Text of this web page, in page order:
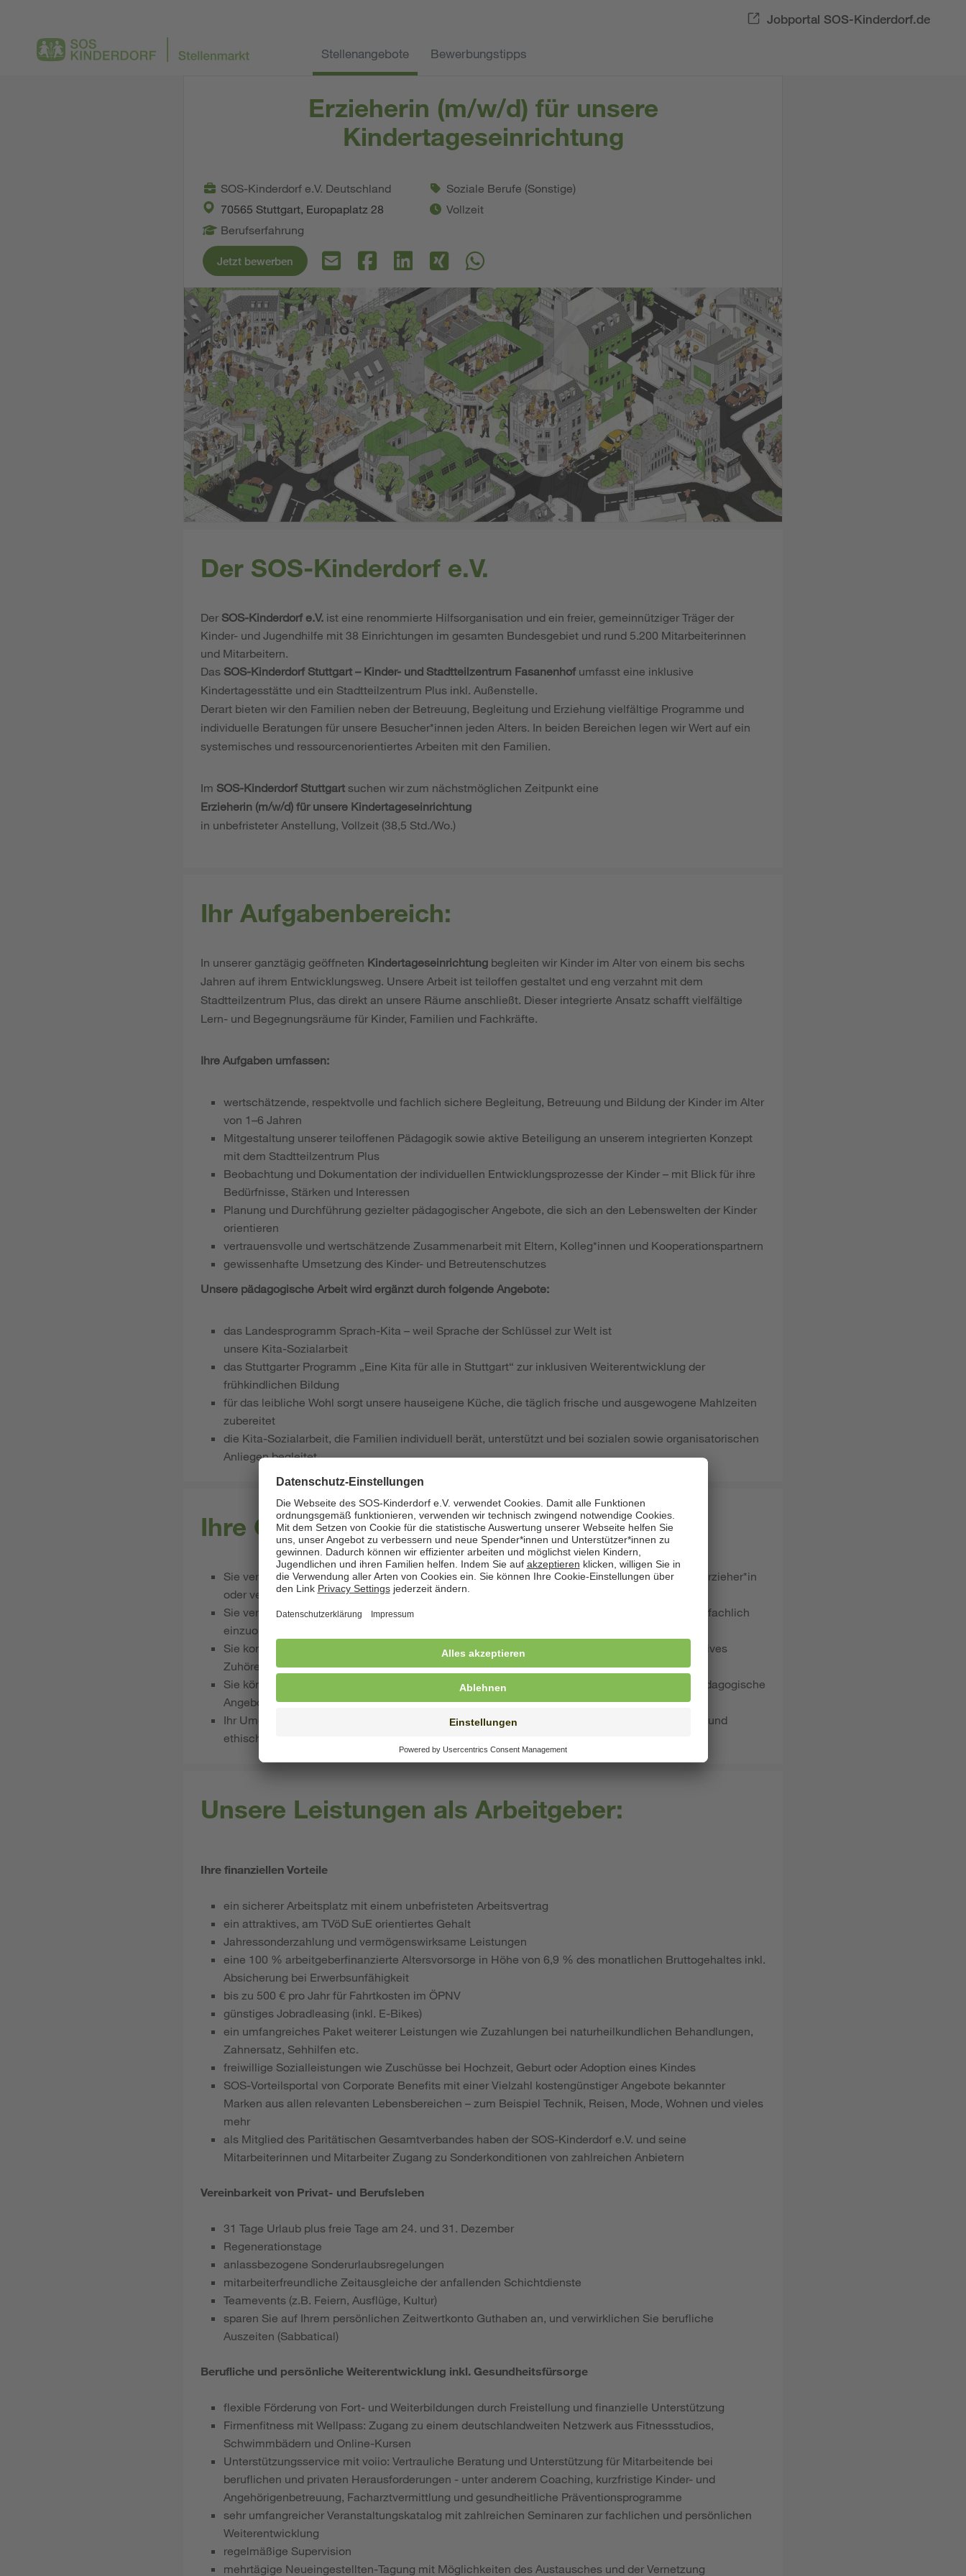
Jobportal SOS-Kinderdorf.de
Stellenangebote Bewerbungstipps
Erzieherin (m/w/d) für unsere
Kindertageseinrichtung
SOS-Kinderdorf e.V. Deutschland
70565 Stuttgart, Europaplatz 28
Berufserfahrung
Soziale Berufe (Sonstige)
Vollzeit
Jetzt bewerben
Der SOS-Kinderdorf e.V.
Der SOS-Kinderdorf e.V. ist eine renommierte Hilfsorganisation und ein freier, gemeinnütziger Träger der
Kinder- und Jugendhilfe mit 38 Einrichtungen im gesamten Bundesgebiet und rund 5.200 Mitarbeiterinnen
und Mitarbeitern.
Das SOS-Kinderdorf Stuttgart – Kinder- und Stadtteilzentrum Fasanenhof umfasst eine inklusive
Kindertagesstätte und ein Stadtteilzentrum Plus inkl. Außenstelle.
Derart bieten wir den Familien neben der Betreuung, Begleitung und Erziehung vielfältige Programme und
individuelle Beratungen für unsere Besucher*innen jeden Alters. In beiden Bereichen legen wir Wert auf ein
systemisches und ressourcenorientiertes Arbeiten mit den Familien.
Im SOS-Kinderdorf Stuttgart suchen wir zum nächstmöglichen Zeitpunkt eine
Erzieherin (m/w/d) für unsere Kindertageseinrichtung
in unbefristeter Anstellung, Vollzeit (38,5 Std./Wo.)
Ihr Aufgabenbereich:
In unserer ganztägig geöffneten Kindertageseinrichtung begleiten wir Kinder im Alter von einem bis sechs
Jahren auf ihrem Entwicklungsweg. Unsere Arbeit ist teiloffen gestaltet und eng verzahnt mit dem
Stadtteilzentrum Plus, das direkt an unsere Räume anschließt. Dieser integrierte Ansatz schafft vielfältige
Lern- und Begegnungsräume für Kinder, Familien und Fachkräfte.
Ihre Aufgaben umfassen:
wertschätzende, respektvolle und fachlich sichere Begleitung, Betreuung und Bildung der Kinder im Alter
von 1–6 Jahren
Mitgestaltung unserer teiloffenen Pädagogik sowie aktive Beteiligung an unserem integrierten Konzept
mit dem Stadtteilzentrum Plus
Beobachtung und Dokumentation der individuellen Entwicklungsprozesse der Kinder – mit Blick für ihre
Bedürfnisse, Stärken und Interessen
Planung und Durchführung gezielter pädagogischer Angebote, die sich an den Lebenswelten der Kinder
orientieren
vertrauensvolle und wertschätzende Zusammenarbeit mit Eltern, Kolleg*innen und Kooperationspartnern
gewissenhafte Umsetzung des Kinder- und Betreutenschutzes
Unsere pädagogische Arbeit wird ergänzt durch folgende Angebote:
das Landesprogramm Sprach-Kita – weil Sprache der Schlüssel zur Welt ist
unsere Kita-Sozialarbeit
das Stuttgarter Programm „Eine Kita für alle in Stuttgart“ zur inklusiven Weiterentwicklung der
frühkindlichen Bildung
für das leibliche Wohl sorgt unsere hauseigene Küche, die täglich frische und ausgewogene Mahlzeiten
zubereitet
die Kita-Sozialarbeit, die Familien individuell berät, unterstützt und bei sozialen sowie organisatorischen
Anliegen begleitet
Ihre Qualifikation und Kompetenzen:
Sie verfügen über eine abgeschlossene pädagogische Ausbildung als staatlich anerkannte*r Erzieher*in
oder vergleichbare Qualifikation.
Sie verstehen es, die individuellen Entwicklungsprozesse der Kinder sensibel wahrzunehmen, fachlich
einzuordnen und für eine gezielte Förderung nutzbar zu machen.
Sie kommunizieren klar, einfühlsam und wertschätzend – mit Kindern, Eltern und im Team. Aktives
Zuhören gehört für Sie ebenso dazu wie Empathie und Offenheit.
Sie können sich auf unterschiedliche Situationen und Bedürfnisse einstellen und gestalten pädagogische
Angebote entsprechend der jeweiligen Gruppen- und Einzelsituationen.
Ihr Umgang mit Nähe und Distanz ist bewusst reflektiert und orientiert sich an pädagogischen und
ethischen Standards.
Unsere Leistungen als Arbeitgeber:
Ihre finanziellen Vorteile
ein sicherer Arbeitsplatz mit einem unbefristeten Arbeitsvertrag
ein attraktives, am TVöD SuE orientiertes Gehalt
Jahressonderzahlung und vermögenswirksame Leistungen
eine 100 % arbeitgeberfinanzierte Altersvorsorge in Höhe von 6,9 % des monatlichen Bruttogehaltes inkl.
Absicherung bei Erwerbsunfähigkeit
bis zu 500 € pro Jahr für Fahrtkosten im ÖPNV
günstiges Jobradleasing (inkl. E-Bikes)
ein umfangreiches Paket weiterer Leistungen wie Zuzahlungen bei naturheilkundlichen Behandlungen,
Zahnersatz, Sehhilfen etc.
freiwillige Sozialleistungen wie Zuschüsse bei Hochzeit, Geburt oder Adoption eines Kindes
SOS-Vorteilsportal von Corporate Benefits mit einer Vielzahl kostengünstiger Angebote bekannter
Marken aus allen relevanten Lebensbereichen – zum Beispiel Technik, Reisen, Mode, Wohnen und vieles
mehr
als Mitglied des Paritätischen Gesamtverbandes haben der SOS-Kinderdorf e.V. und seine
Mitarbeiterinnen und Mitarbeiter Zugang zu Sonderkonditionen von zahlreichen Anbietern
Vereinbarkeit von Privat- und Berufsleben
31 Tage Urlaub plus freie Tage am 24. und 31. Dezember
Regenerationstage
anlassbezogene Sonderurlaubsregelungen
mitarbeiterfreundliche Zeitausgleiche der anfallenden Schichtdienste
Teamevents (z.B. Feiern, Ausflüge, Kultur)
sparen Sie auf Ihrem persönlichen Zeitwertkonto Guthaben an, und verwirklichen Sie berufliche
Auszeiten (Sabbatical)
Berufliche und persönliche Weiterentwicklung inkl. Gesundheitsfürsorge
flexible Förderung von Fort- und Weiterbildungen durch Freistellung und finanzielle Unterstützung
Firmenfitness mit Wellpass: Zugang zu einem deutschlandweiten Netzwerk aus Fitnessstudios,
Schwimmbädern und Online-Kursen
Unterstützungsservice mit voiio: Vertrauliche Beratung und Unterstützung für Mitarbeitende bei
beruflichen und privaten Herausforderungen - unter anderem Coaching, kurzfristige Kinder- und
Angehörigenbetreuung, Facharztvermittlung und gesundheitliche Präventionsprogramme
sehr umfangreicher Veranstaltungskatalog mit zahlreichen Seminaren zur fachlichen und persönlichen
Weiterentwicklung
regelmäßige Supervision
mehrtägige Neueingestellten-Tagung mit Möglichkeiten des Austausches und der Vernetzung